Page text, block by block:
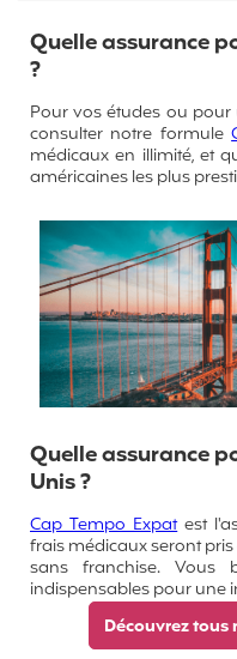
Quelle assurance
?
Pour vos études ou pour
consulter notre formule
médicaux en illimité, et
américaines les plus
Quelle assurance
Unis ?
Cap Tempo Expatest
frais médicaux seront
sans franchise. Vous
indispensables pour une
Découvrez tous